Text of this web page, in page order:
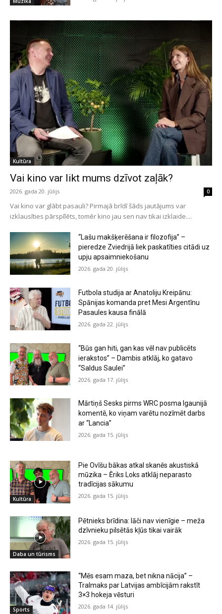
Kultūra
Vai kino var likt mums dzīvot zaļāk?
2026. gada 20. jūlijs 0
Vai kino var glābt pasauli? Pirmajā brīdī šāds jautājums var
izklausīties pārspīlēts, tomēr kino jau sen nav tikai izklaide....
“Lašu makšķerēšana ir filozofija” –
pieredze Zviedrijā liek paskatīties citādi uz
upju apsaimniekošanu
2026. gada 20. jūlijs
Futbola studija ar Anatoliju Kreipānu:
Spānijas komanda pret Mesi Argentīnu
Pasaules kausa finālā
2026. gada 22. jūlijs
“Būs gan hiti, gan kas vēl nav publicēts
ierakstos” – Dambis atklāj, ko gatavo
“Saldus Saulei”
2026. gada 17. jūlijs
Mārtiņš Sesks pirms WRC posma Igaunijā
komentē, ko viņam varētu nozīmēt darbs
ar “Lancia”
2026. gada 15. jūlijs
Kultūra
Pie Ovīšu bākas atkal skanēs akustiskā
mūzika – Ēriks Loks atklāj neparasto
tradīcijas sākumu
2026. gada 15. jūlijs
Daba un tūrisms
Pētnieks brīdina: lāči nav vienīgie – meža
dzīvnieku pilsētās kļūs tikai vairāk
2026. gada 15. jūlijs
Sports
“Mēs esam maza, bet nikna nācija” –
Tralmaks par Latvijas ambīcijām rakstīt
3×3 hokeja vēsturi
2026. gada 14. jūlijs